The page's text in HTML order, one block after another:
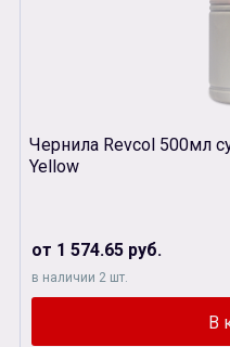
Чернила Revcol 500мл
Yellow
от 1 574.65 руб.
в наличии 2 шт.